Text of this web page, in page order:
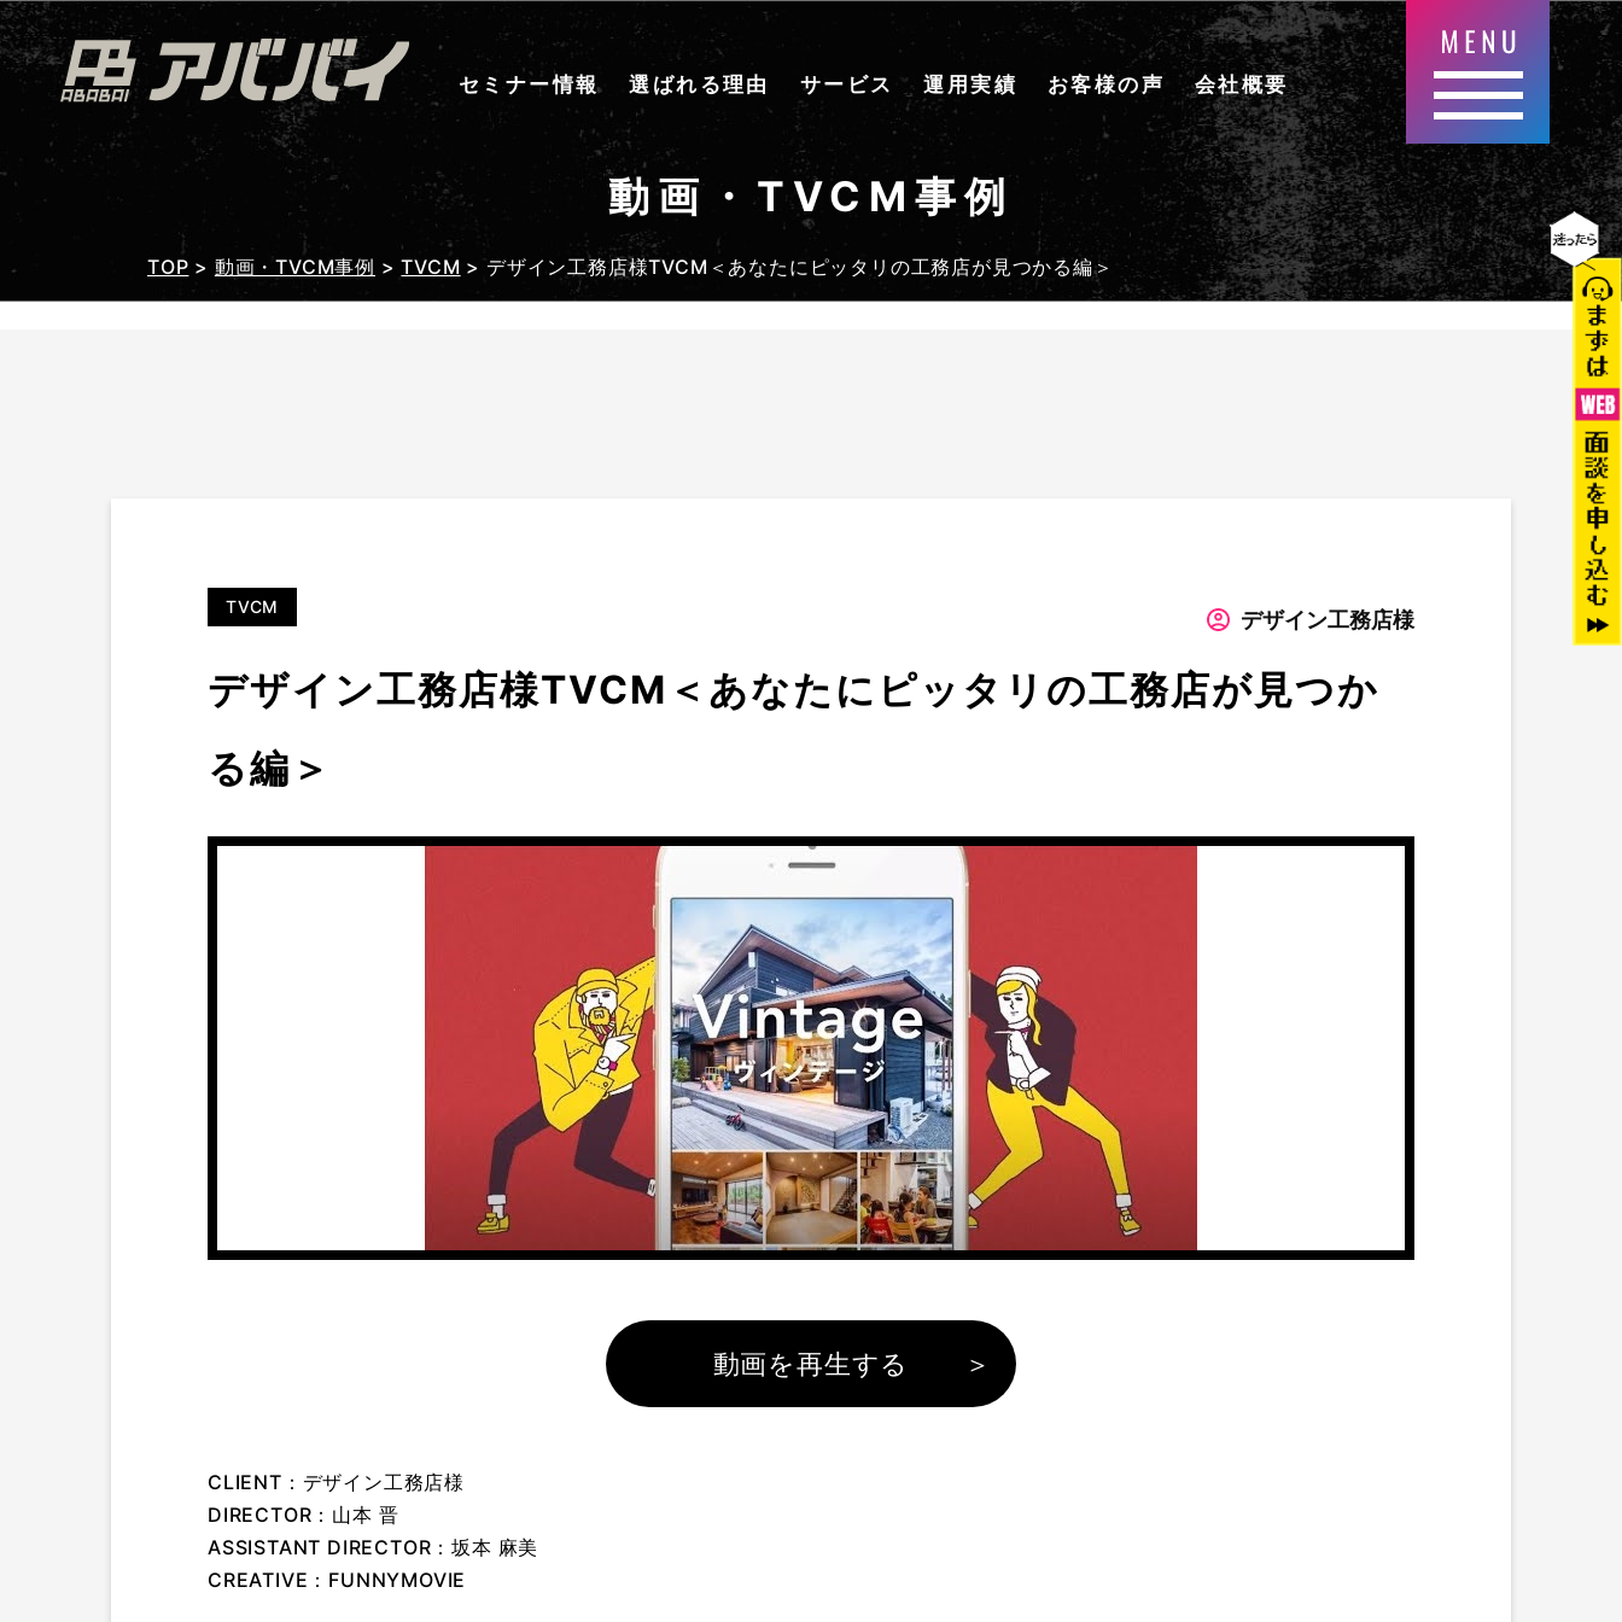
セミナー情報 選ばれる理由 サービス 運用実績 お客様の声 会社概要
動画・TVCM事例
TOP > 動画・TVCM事例 >TVCM > デザイン工務店様TVCM＜あなたにピッタリの工務店が見つかる編＞
TVCM
デザイン工務店様TVCM＜あなたにピッタリの工務店が見つか
る編＞
デザイン工務店様
動画を再生する
CLIENT：デザイン工務店様
DIRECTOR：山本 晋
ASSISTANT DIRECTOR：坂本 麻美
CREATIVE：FUNNYMOVIE